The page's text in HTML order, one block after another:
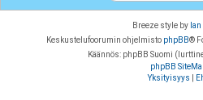
Breeze style by
Keskustelufoorumin ohjelmisto phpBB®
Käännös: phpBB Suomi
phpBB
Yksityisyys